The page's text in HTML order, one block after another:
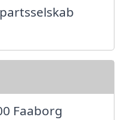
Faaborg